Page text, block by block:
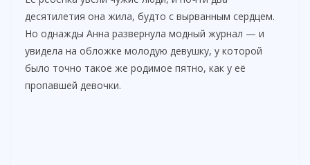
десятилетия она жила, будто с вырванным сердцем.
Но однажды Анна развернула модный журнал — и
увидела на обложке молодую девушку, у которой
было точно такое же родимое пятно, как у её
пропавшей девочки.